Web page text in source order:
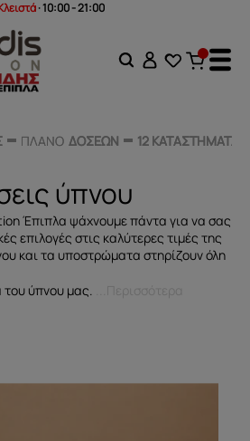
· 10:00 - 21:00
ΠΛΑΝΟ ΔΟΣΕΩΝ 12 ΚΑΤΑΣΤΗΜΑΤΑ
ΠΛΑΝΟ ΔΟΣΕΩΝ 12 ΚΑΤΑΣΤΗΜΑΤΑ
ύπνου
Έπιπλα ψάχνουμε πάντα για να σας
επιλογές στις καλύτερες τιμές της
και τα υποστρώματα στηρίζουν όλη
του ύπνου μας.